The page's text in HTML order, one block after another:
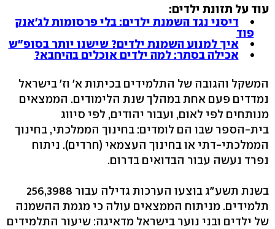
עוד על תזונת ילדים:
דיסני נגד השמנת ילדים: בלי פרסומות לג'אנק
פוד
איך למנוע השמנת ילדים? שישנו יותר בסופ"ש
אכילה בסתר: למה ילדים אוכלים בהיחבא?
המשקל והגובה של התלמידים בכיתות א' וז' בישראל
נמדדים פעם אחת במהלך שנת הלימודים. הממצאים
מנותחים לפי לאום, ועבור יהודים, לפי סיווג
בית-הספר שבו הם לומדים: בחינוך הממלכתי, בחינוך
הממלכתי-דתי או בחינוך העצמאי (חרדים). ניתוח
נפרד נעשה עבור הבדואים בדרום.
תלמידים. מניתוח הממצאים עולה כי מגמת ההשמנה
של ילדים ובני נוער בישראל מדאיגה: שיעור התלמידים